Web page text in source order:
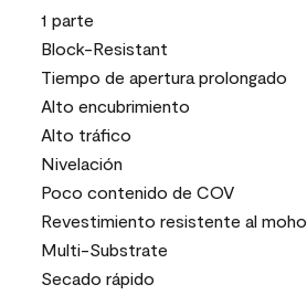
1 parte
Block-Resistant
Tiempo de apertura prolongado
Alto encubrimiento
Alto tráfico
Nivelación
Poco contenido de COV
Revestimiento resistente al moho
Multi-Substrate
Secado rápido